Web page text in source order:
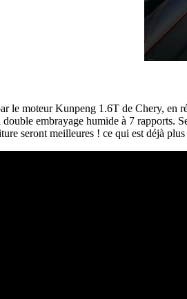
le moteur Kunpeng 1.6T de Chery, en
double embrayage humide à 7 rapports.
seront meilleures ! ce qui est déjà